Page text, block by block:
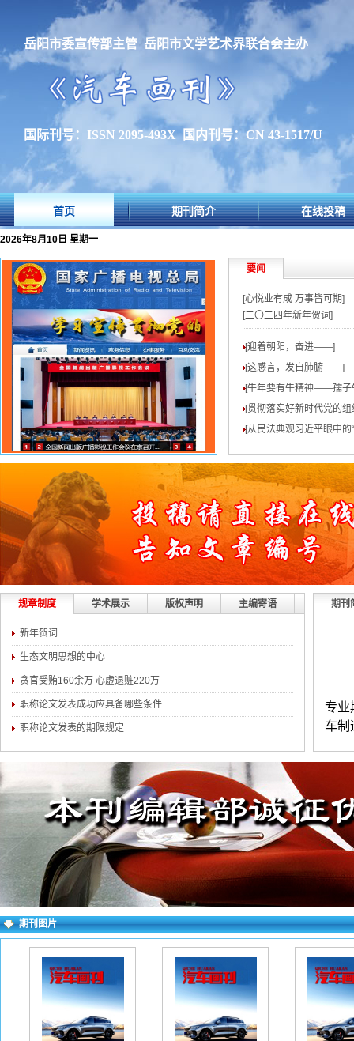
岳阳市委宣传部主管 岳阳市文学艺术界联合会主办
国际刊号：ISSN 2095-493X 国内刊号：CN 43-1517/U
首页 期刊简介 在线投稿
2026年8月10日 星期一
要闻
[心悦业有成 万事皆可期]
[二〇二四年新年贺词]
[迎着朝阳，奋进——]
[这感言，发自肺腑——]
[牛年要有牛精神——孺子
[贯彻落实好新时代党的组
[从民法典观习近平眼中的
规章制度 学术展示 版权声明 主编寄语
新年贺词
生态文明思想的中心
贪官受贿160余万 心虚退赃220万
职称论文发表成功应具备哪些条件
职称论文发表的期限规定
期刊
专业
车制
展等
练。
不超
民族
证无
填写
看不
字以
请
期刊图片